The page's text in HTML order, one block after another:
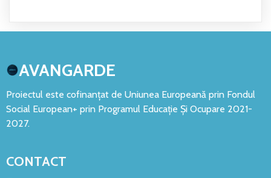
AVANGARDE
Proiectul este cofinanțat de Uniunea Europeană prin Fondul
Social European+ prin Programul Educație Și Ocupare 2021-
2027.
CONTACT